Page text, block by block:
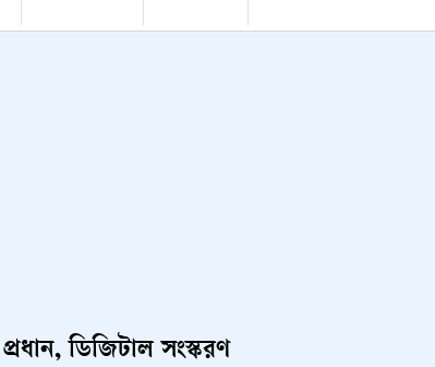
প্রধান, ডিজিটাল সংস্করণ